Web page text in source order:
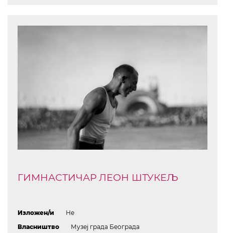
ГИМНАСТИЧАР ЛЕОН ШТУКЕЉ
Изложен/и
Не
Власништво
Музеј града Београда